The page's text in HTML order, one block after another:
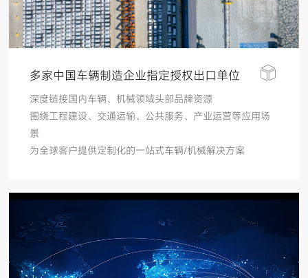
多家中国车辆制造企业指定授权出口单位
深度链接国内车辆、机械领域头部品牌资源
围绕工程建设、交通运输、公共服务、产业运营等应用场
景
为全球客户提供定制化的一站式车辆/机械解决方案